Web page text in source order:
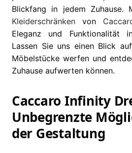
Blickfang in jedem Zuhause.
Kleiderschränken von
Eleganz und Funktionalität
Lassen Sie uns einen Blick
Möbelstücke werfen und
Zuhause aufwerten können.
Caccaro Infinity
Unbegrenzte
der Gestaltung